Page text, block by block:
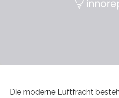
Die moderne Luftfracht